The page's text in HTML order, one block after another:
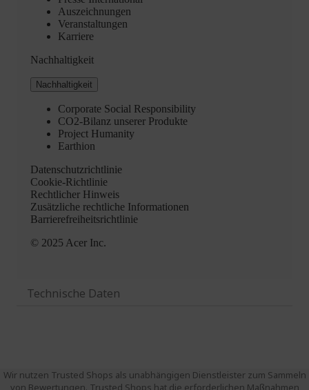
Technische Daten
Wir nutzen Trusted Shops als unabhängigen Dienstleister zum Sammeln
von Bewertungen. Trusted Shops hat die erforderlichen Maßnahmen